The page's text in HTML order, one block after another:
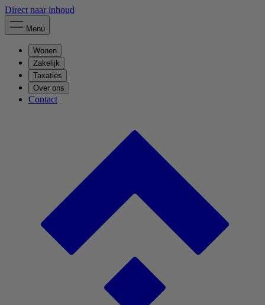
Direct naar inhoud
Menu
Wonen
Zakelijk
Taxaties
Over ons
Contact